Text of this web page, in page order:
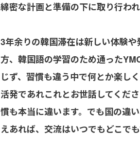
綿密な計画と準備の下に取り行わ
3年余りの韓国滞在は新しい体験
方、韓国語の学習のため通った
じず、習慣も違う中で何とか楽し
活発であれこれとお世話してくだ
慣も本当に違います。でも国の違
えあれば、交流はいつでもどこで